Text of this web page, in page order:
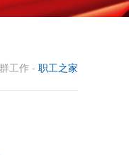
工作 - 职工之家